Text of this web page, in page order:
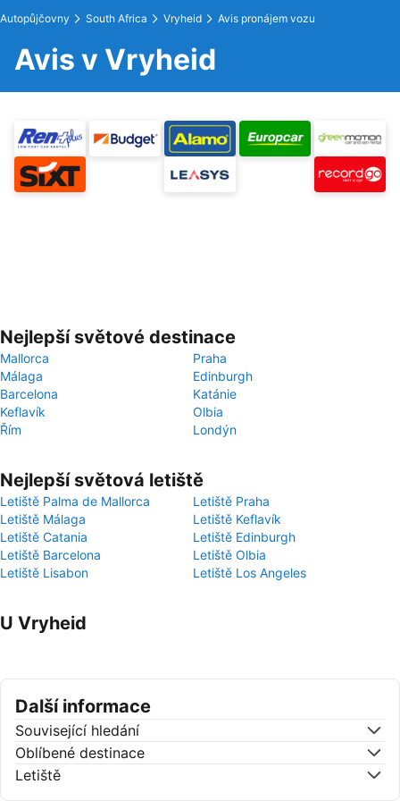
Autopůjčovny South Africa Vryheid Avis pronájem vozu
Avis v Vryheid
Nejlepší světové destinace
Mallorca
Praha
Málaga
Edinburgh
Barcelona
Katánie
Keflavík
Olbia
Řím
Londýn
Nejlepší světová letiště
Letiště Palma de Mallorca
Letiště Praha
Letiště Málaga
Letiště Keflavík
Letiště Catania
Letiště Edinburgh
Letiště Barcelona
Letiště Olbia
Letiště Lisabon
Letiště Los Angeles
U Vryheid
Další informace
Související hledání
Oblíbené destinace
Letiště